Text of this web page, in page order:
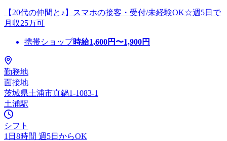
【20代の仲間と♪】スマホの接客・受付/未経験OK☆週5日で
月収25万可
携帯ショップ時給1,600円〜1,900円
勤務地
面接地
茨城県土浦市真鍋1-1083-1
土浦駅
シフト
1日8時間 週5日からOK